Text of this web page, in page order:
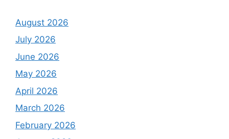
August 2026
July 2026
June 2026
May 2026
April 2026
March 2026
February 2026